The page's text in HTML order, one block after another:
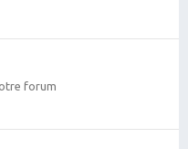
forum